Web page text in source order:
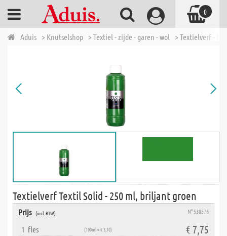
Aduis > Knutselshop > Textiel - zijde - garen - wol > Textielverf -
Textielverf Textil Solid - 250 ml, briljant groen
Prijs (incl. BTW) N° 530576
1 fles (100ml = € 3,10) € 7,75
0